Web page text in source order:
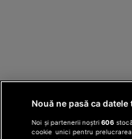
Nouă ne pasă ca
Noi și partenerii noștri606
cookie unici pentru